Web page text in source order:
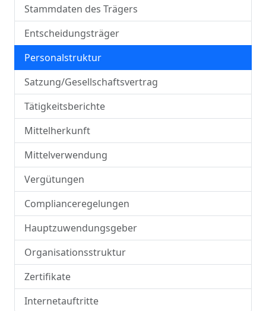
Stammdaten des Trägers
Entscheidungsträger
Personalstruktur
Satzung/Gesellschaftsvertrag
Tätigkeitsberichte
Mittelherkunft
Mittelverwendung
Vergütungen
Complianceregelungen
Hauptzuwendungsgeber
Organisationsstruktur
Zertifikate
Internetauftritte